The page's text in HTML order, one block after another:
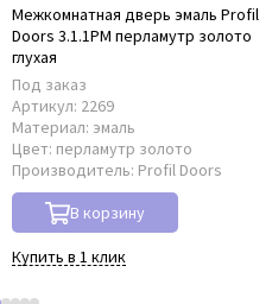
Межкомнатная дверь эмаль Profil
Doors 3.1.1PM перламутр золото
глухая
Под заказ
Артикул: 2269
Материал: эмаль
Цвет: перламутр золото
Производитель: Profil Doors
В корзину
Купить в 1 клик